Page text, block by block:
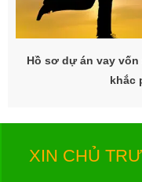
Hồ sơ dự án vay
khắc
XIN CHỦ